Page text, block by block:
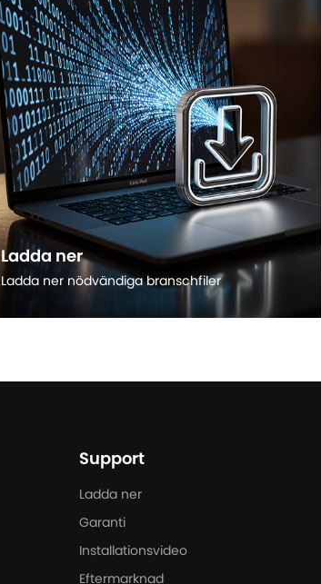
Ladda ner
Ladda ner nödvändiga branschfiler
Support
Ladda ner
Garanti
Installationsvideo
Eftermarknad